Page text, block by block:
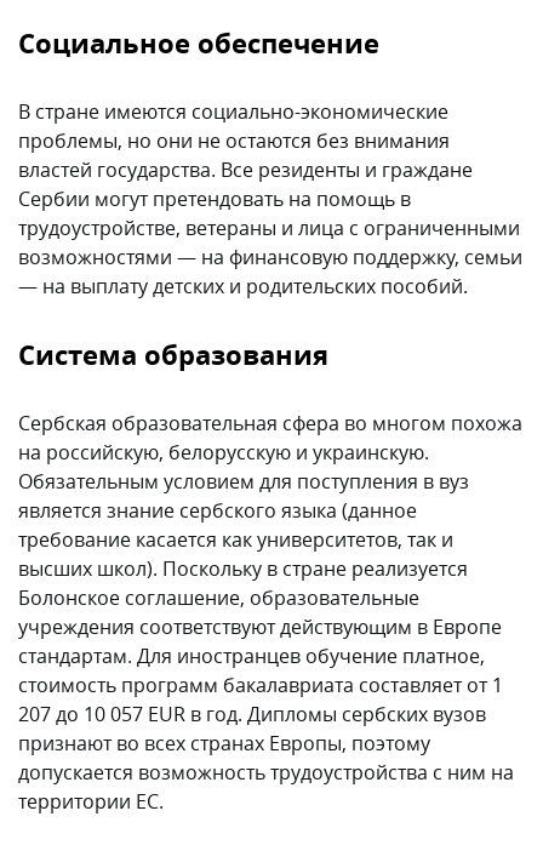
Социальное обеспечение
В стране имеются социально-экономические
проблемы, но они не остаются без внимания
властей государства. Все резиденты и граждане
Сербии могут претендовать на помощь в
трудоустройстве, ветераны и лица с ограниченными
возможностями — на финансовую поддержку, семьи
— на выплату детских и родительских пособий.
Система образования
Сербская образовательная сфера во многом похожа
на российскую, белорусскую и украинскую.
Обязательным условием для поступления в вуз
является знание сербского языка (данное
требование касается как университетов, так и
высших школ). Поскольку в стране реализуется
Болонское соглашение, образовательные
учреждения соответствуют действующим в Европе
стандартам. Для иностранцев обучение платное,
стоимость программ бакалавриата составляет от 1
207 до 10 057 EUR в год. Дипломы сербских вузов
признают во всех странах Европы, поэтому
допускается возможность трудоустройства с ним на
территории ЕС.